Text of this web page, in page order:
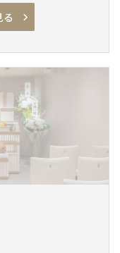
家族葬専用
親族控室